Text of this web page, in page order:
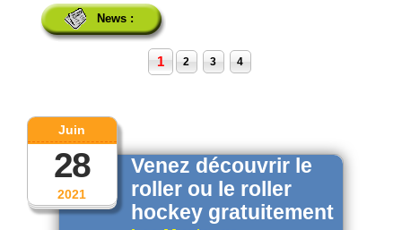
News :
1 2 3 4
2021
Juin
28
Venez découvrir le
roller ou le roller
hockey gratuitement